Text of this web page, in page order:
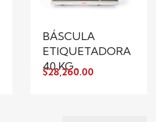
BÁSCULA
ETIQUETADORA
40 KG...
$28,260.00